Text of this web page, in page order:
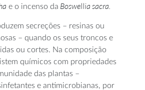
e o incenso da Boswellia sacra.
secreções – resinas ou
– quando os seus troncos e
ou cortes. Na composição
químicos com propriedades
das plantas –
e antimicrobianas, por